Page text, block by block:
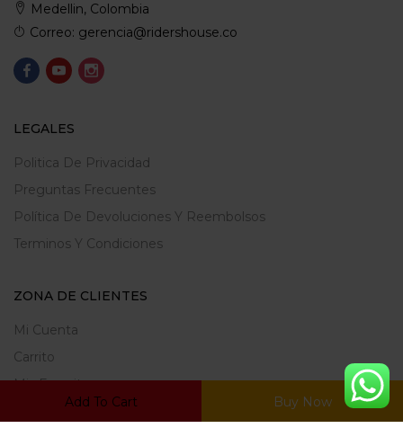
Add To Cart Buy Now
Medellin, Colombia
Correo: gerencia@ridershouse.co
LEGALES
Politica De Privacidad
Preguntas Frecuentes
Política De Devoluciones Y Reembolsos
Terminos Y Condiciones
ZONA DE CLIENTES
Mi Cuenta
Carrito
Mis Favoritos
Ratrear Pedido